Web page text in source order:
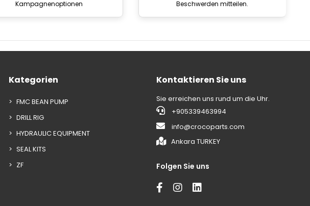
Kampagnenoptionen
Beschwerden mitteilen.
Kategorien
FMC BEAN PUMP
DRILL RIG
HYDRAULIC EQUIPMENT
SEAL KITS
ZF
Kontaktieren Sie uns
Sie erreichen uns rund um die Uhr.
+905339463994
info@crocoparts.com
Ankara TURKEY
Folgen Sie uns